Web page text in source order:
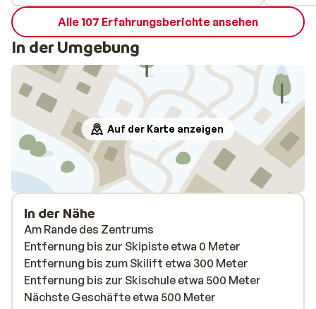
badkamers en was er een gordijnroede
stuk. Dit hebben we ook onmiddellijk
vermeld aan de eigenaar. Deze waren de
week voor ons stuk gegaan door de vorige
huurders en konden dus niet op tijd
gerepareerd worden. De gordijnroede wou
hij wel onmiddellijk laten repareren. Toch
voor de rest een prachtig appartement
met veel ruimte en een prachtig terras met
veel zon en een amazing view.
Alle 107 Erfahrungsberichte ansehen
In der Umgebung
Auf der Karte anzeigen
In der Nähe
Am Rande des Zentrums
Entfernung bis zur Skipiste etwa 0 Meter
Entfernung bis zum Skilift etwa 300 Meter
Entfernung bis zur Skischule etwa 500 Meter
Nächste Geschäfte etwa 500 Meter